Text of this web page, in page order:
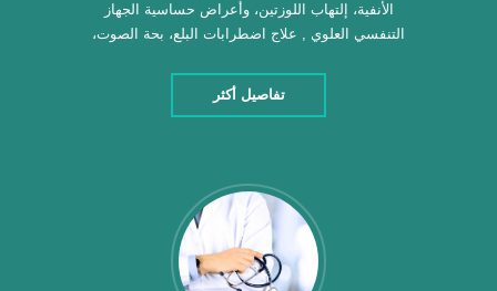
الأنفية، إلتهاب اللوزتين، وأعراض حساسية الجهاز
التنفسي العلوي , علاج اضطرابات البلع، بحة الصوت،
الداخلية , فحوصات الأنف والإذن والحنجرة للأطفال ,
علاج الشخير , وتنظير الحنجرة , تنظيف الجيوب الأنفية
تفاصيل أكثر